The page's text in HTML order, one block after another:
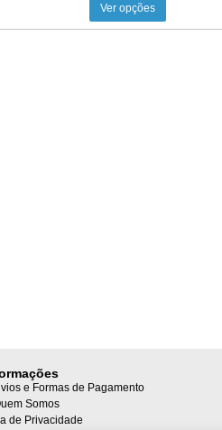
Ver opções
e Formas de Pagamento
Somos
de Privacidade